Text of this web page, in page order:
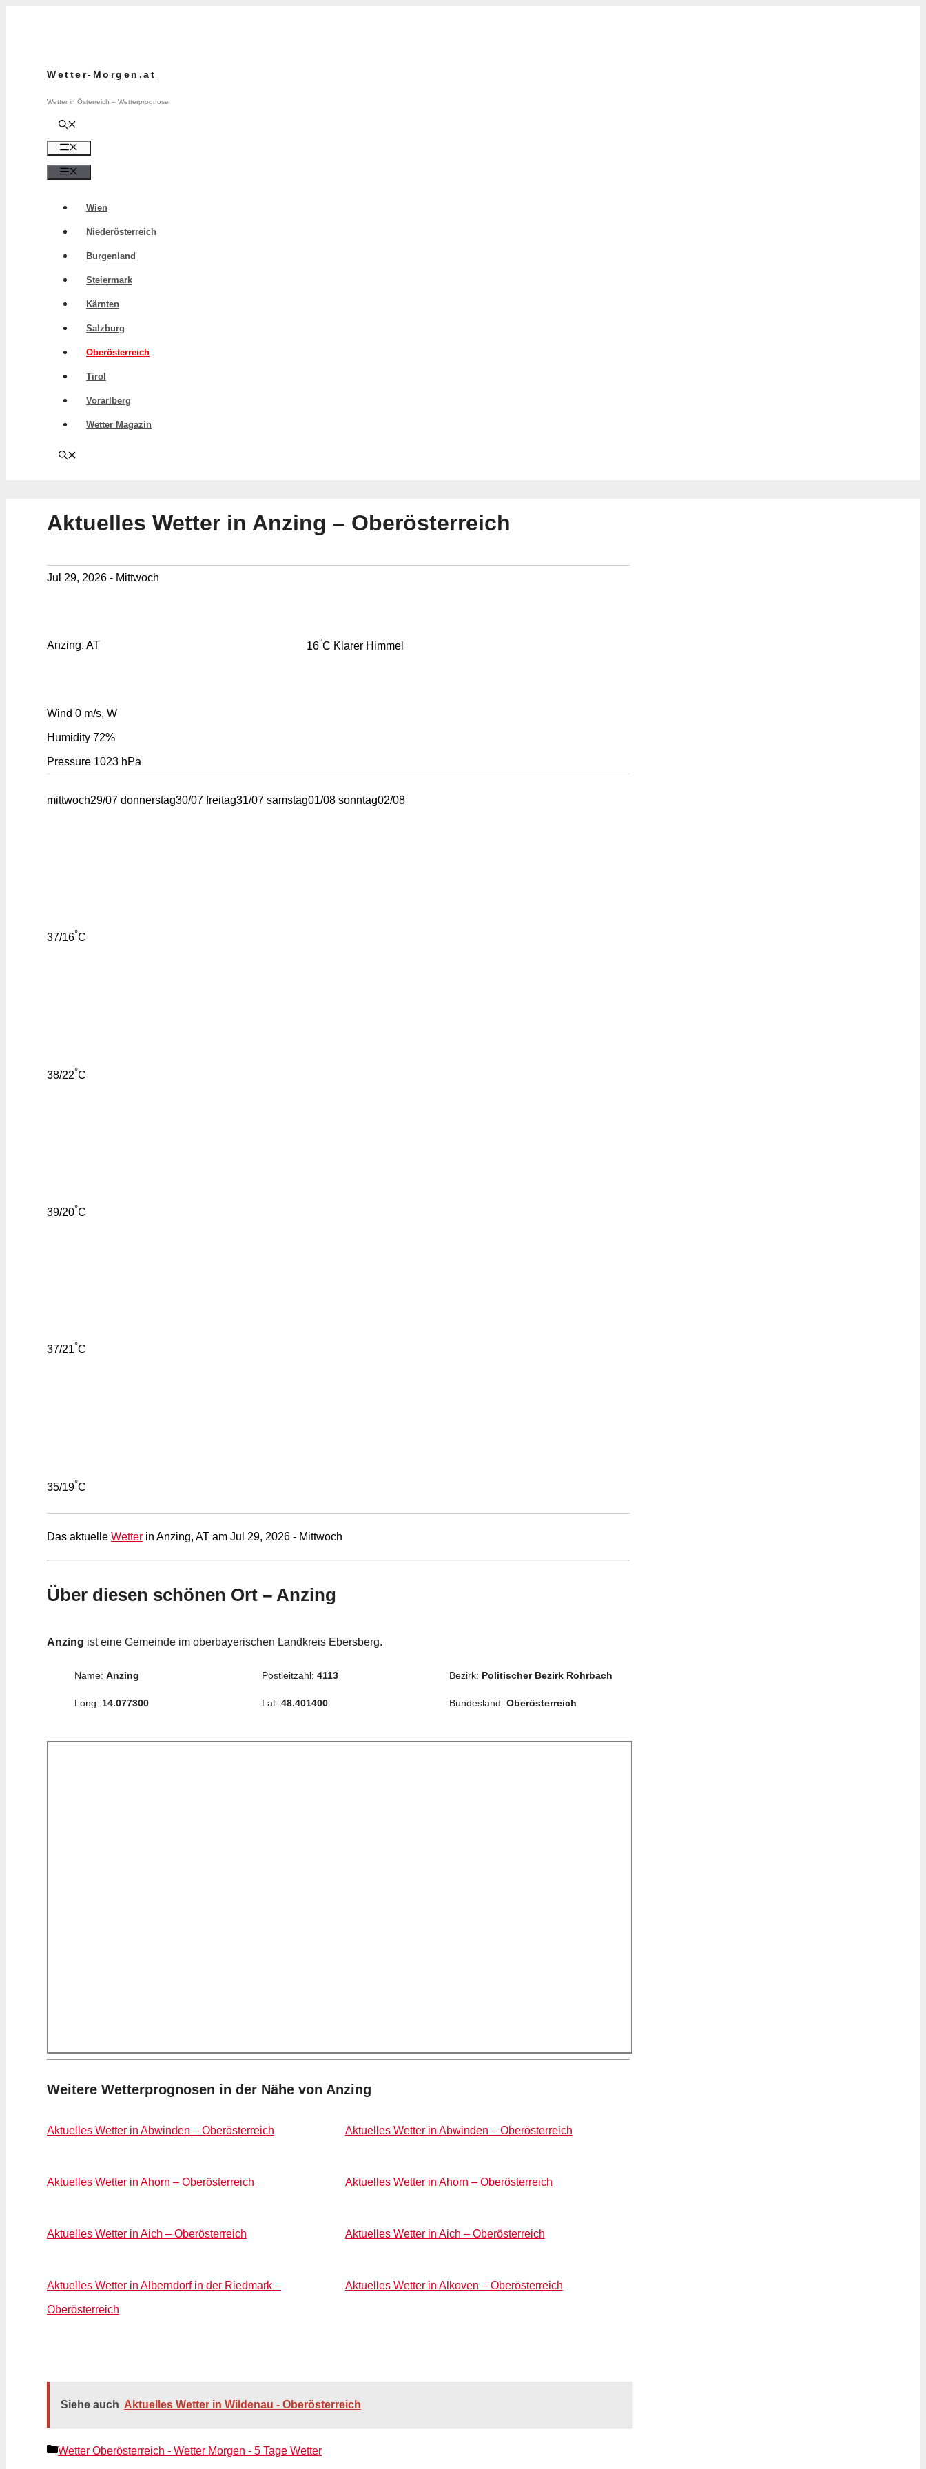
Wetter-Morgen.at
Wetter in Österreich – Wetterprognose
Wien
Niederösterreich
Burgenland
Steiermark
Kärnten
Salzburg
Oberösterreich
Tirol
Vorarlberg
Wetter Magazin
Aktuelles Wetter in Anzing – Oberösterreich
Jul 29, 2026 - Mittwoch
Anzing, AT 16°C Klarer Himmel
Wind 0 m/s, W
Humidity 72%
Pressure 1023 hPa
mittwoch29/07 donnerstag30/07 freitag31/07 samstag01/08 sonntag02/08
37/16°C
38/22°C
39/20°C
37/21°C
35/19°C
Das aktuelle Wetter in Anzing, AT am Jul 29, 2026 - Mittwoch
Über diesen schönen Ort – Anzing
Anzing ist eine Gemeinde im oberbayerischen Landkreis Ebersberg.
Name: Anzing Postleitzahl: 4113 Bezirk: Politischer Bezirk Rohrbach
Long: 14.077300 Lat: 48.401400 Bundesland: Oberösterreich
Weitere Wetterprognosen in der Nähe von Anzing
Aktuelles Wetter in Abwinden – Oberösterreich Aktuelles Wetter in Abwinden – Oberösterreich
Aktuelles Wetter in Ahorn – Oberösterreich Aktuelles Wetter in Ahorn – Oberösterreich
Aktuelles Wetter in Aich – Oberösterreich Aktuelles Wetter in Aich – Oberösterreich
Aktuelles Wetter in Alberndorf in der Riedmark –
Oberösterreich
Aktuelles Wetter in Alkoven – Oberösterreich
Siehe auch Aktuelles Wetter in Wildenau - Oberösterreich
Kategorien
Wetter Oberösterreich - Wetter Morgen - 5 Tage Wetter